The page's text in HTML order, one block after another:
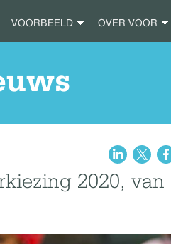
VOORBEELD OVER VOOR
2020, van